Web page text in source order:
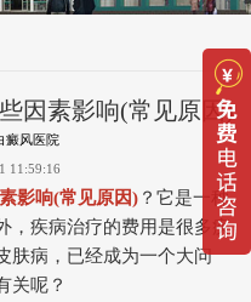
因素影响(常见原因)
癜风医院
11:59:16
影响(常见原因) ？它是一种
，疾病治疗的费用是很多疾
肤病，已经成为一个大问
关呢？